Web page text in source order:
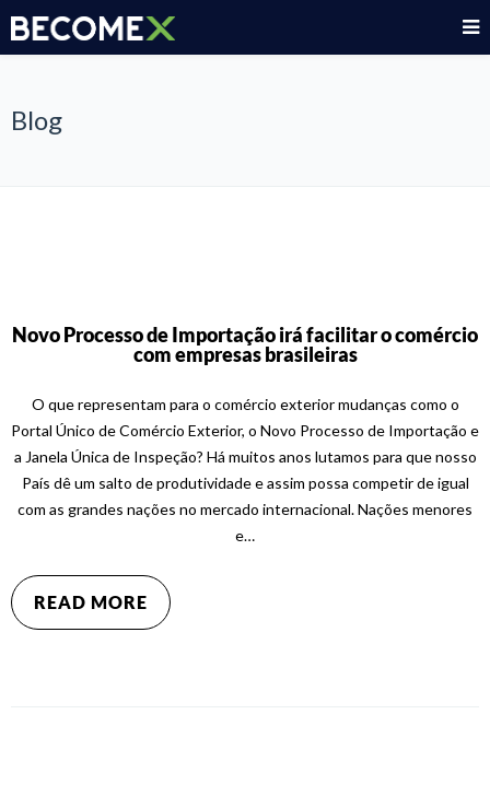
Blog
Novo Processo de Importação irá facilitar o comércio
com empresas brasileiras
O que representam para o comércio exterior mudanças como o
Portal Único de Comércio Exterior, o Novo Processo de Importação e
a Janela Única de Inspeção? Há muitos anos lutamos para que nosso
País dê um salto de produtividade e assim possa competir de igual
com as grandes nações no mercado internacional. Nações menores
e…
READ MORE